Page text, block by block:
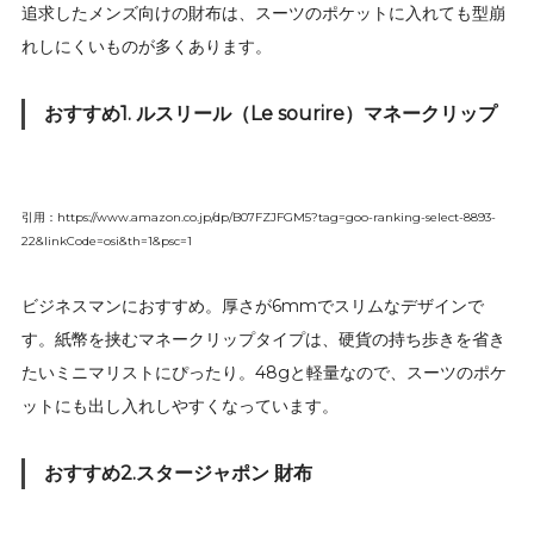
追求したメンズ向けの財布は、スーツのポケットに入れても型崩
れしにくいものが多くあります。
おすすめ1. ルスリール（Le sourire）マネークリップ
引用：https://www.amazon.co.jp/dp/B07FZJFGM5?tag=goo-ranking-select-8893-
22&linkCode=osi&th=1&psc=1
ビジネスマンにおすすめ。厚さが6mmでスリムなデザインで
す。紙幣を挟むマネークリップタイプは、硬貨の持ち歩きを省き
たいミニマリストにぴったり。48gと軽量なので、スーツのポケ
ットにも出し入れしやすくなっています。
おすすめ2.スタージャポン 財布